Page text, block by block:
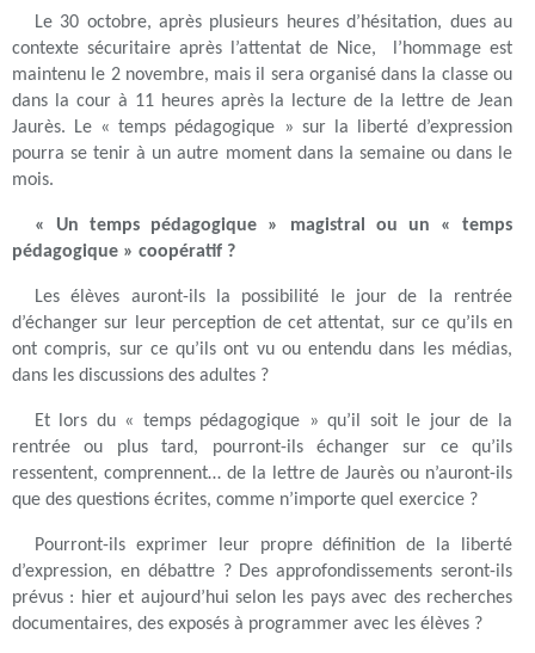
Le 30 octobre, après plusieurs heures d’hésitation, dues au
contexte sécuritaire après l’attentat de Nice, l’hommage est
maintenu le 2 novembre, mais il sera organisé dans la classe ou
dans la cour à 11 heures après la lecture de la lettre de Jean
Jaurès. Le « temps pédagogique » sur la liberté d’expression
pourra se tenir à un autre moment dans la semaine ou dans le
mois.
« Un temps pédagogique » magistral ou un « temps
pédagogique » coopératif ?
Les élèves auront-ils la possibilité le jour de la rentrée
d’échanger sur leur perception de cet attentat, sur ce qu’ils en
ont compris, sur ce qu’ils ont vu ou entendu dans les médias,
dans les discussions des adultes ?
Et lors du « temps pédagogique » qu’il soit le jour de la
rentrée ou plus tard, pourront-ils échanger sur ce qu’ils
ressentent, comprennent… de la lettre de Jaurès ou n’auront-ils
que des questions écrites, comme n’importe quel exercice ?
Pourront-ils exprimer leur propre définition de la liberté
d’expression, en débattre ? Des approfondissements seront-ils
prévus : hier et aujourd’hui selon les pays avec des recherches
documentaires, des exposés à programmer avec les élèves ?